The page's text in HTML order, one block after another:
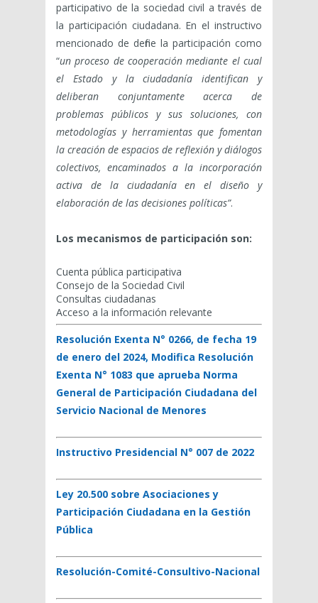
participativo de la sociedad civil a través de
la participación ciudadana. En el instructivo
mencionado de define la participación como
“un proceso de cooperación mediante el cual
el Estado y la ciudadanía identifican y
deliberan conjuntamente acerca de
problemas públicos y sus soluciones, con
metodologías y herramientas que fomentan
la creación de espacios de reflexión y diálogos
colectivos, encaminados a la incorporación
activa de la ciudadanía en el diseño y
elaboración de las decisiones políticas”.
Los mecanismos de participación son:
Cuenta pública participativa
Consejo de la Sociedad Civil
Consultas ciudadanas
Acceso a la información relevante
Resolución Exenta N° 0266, de fecha 19
de enero del 2024, Modifica Resolución
Exenta N° 1083 que aprueba Norma
General de Participación Ciudadana del
Servicio Nacional de Menores
Instructivo Presidencial N° 007 de 2022
Ley 20.500 sobre Asociaciones y
Participación Ciudadana en la Gestión
Pública
Resolución-Comité-Consultivo-Nacional